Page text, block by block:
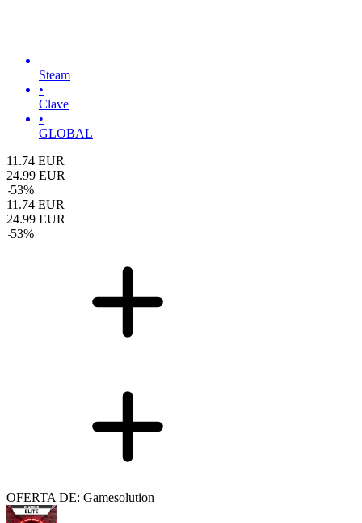
Steam
•
Clave
•
GLOBAL
11.74 EUR
24.99 EUR
-53%
11.74 EUR
24.99 EUR
-53%
OFERTA DE: Gamesolution